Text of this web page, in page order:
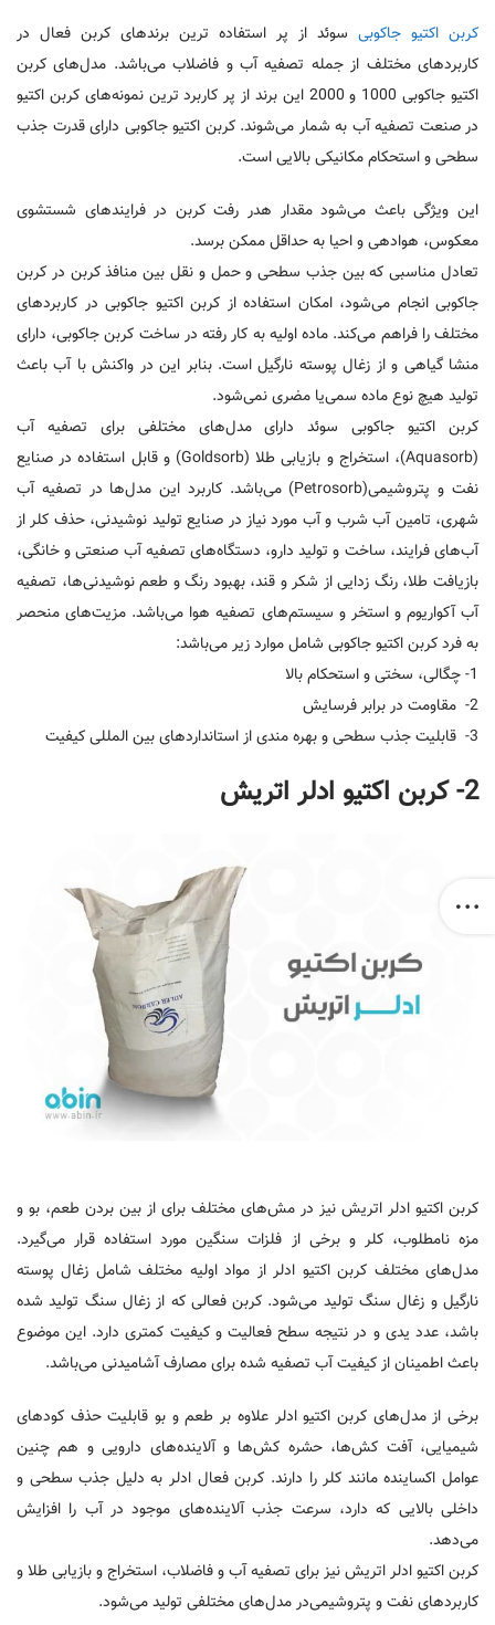
کربن اکتیو جاکوبی سوئد از پر استفاده ترین برندهای کربن فعال در
کاربردهای مختلف از جمله تصفیه آب و فاضلاب می‌باشد. مدل‌های کربن
اکتیو جاکوبی 1000 و 2000 این برند از پر کاربرد ترین نمونه‌های کربن اکتیو
در صنعت تصفیه آب به شمار می‌شوند. کربن اکتیو جاکوبی دارای قدرت جذب
سطحی و استحکام مکانیکی بالایی است.
این ویژگی باعث می‌شود مقدار هدر رفت کربن در فرایند‌های شستشوی
معکوس، هوادهی و احیا به حداقل ممکن برسد.
تعادل مناسبی که بین جذب سطحی و حمل و نقل بین منافذ کربن در کربن
جاکوبی انجام می‌شود، امکان استفاده از کربن اکتیو جاکوبی در کاربردهای
مختلف را فراهم می‌کند. ماده اولیه به کار رفته در ساخت کربن جاکوبی، دارای
منشا گیاهی و از زغال پوسته نارگیل است. بنابر این در واکنش با آب باعث
تولید هیچ نوع ماده سمی‌یا مضری نمی‌شود.
کربن اکتیو جاکوبی سوئد دارای مدل‌های مختلفی برای تصفیه آب
(Aquasorb)، استخراج و بازیابی طلا (Goldsorb) و قابل استفاده در صنایع
نفت و پتروشیمی‌(Petrosorb) می‌باشد. کاربرد این مدل‌ها در تصفیه آب
شهری، تامین آب شرب و آب مورد نیاز در صنایع تولید نوشیدنی، حذف کلر از
آب‌های فرایند، ساخت و تولید دارو، دستگاه‌های تصفیه آب صنعتی و خانگی،
بازیافت طلا، رنگ زدایی از شکر و قند، بهبود رنگ و طعم نوشیدنی‌ها، تصفیه
آب آکواریوم و استخر و سیستم‌های تصفیه هوا می‌باشد. مزیت‌های منحصر
به فرد کربن اکتیو جاکوبی شامل موارد زیر می‌باشد:
1- چگالی، سختی و استحکام بالا
2- مقاومت در برابر فرسایش
3- قابلیت جذب سطحی و بهره مندی از استانداردهای بین المللی کیفیت
2- کربن اکتیو ادلر اتریش
کربن اکتیو ادلر اتریش نیز در مش‌های مختلف برای از بین بردن طعم، بو و
مزه نامطلوب، کلر و برخی از فلزات سنگین مورد استفاده قرار می‌گیرد.
مدل‌های مختلف کربن اکتیو ادلر از مواد اولیه مختلف شامل زغال پوسته
نارگیل و زغال سنگ تولید می‌شود. کربن فعالی که از زغال سنگ تولید شده
باشد، عدد یدی و در نتیجه سطح فعالیت و کیفیت کمتری دارد. این موضوع
باعث اطمینان از کیفیت آب تصفیه شده برای مصارف آشامیدنی می‌باشد.
برخی از مدل‌های کربن اکتیو ادلر علاوه بر طعم و بو قابلیت حذف کودهای
شیمیایی، آفت کش‌ها، حشره کش‌ها و آلاینده‌های دارویی و هم چنین
عوامل اکساینده مانند کلر را دارند. کربن فعال ادلر به دلیل جذب سطحی و
داخلی بالایی که دارد، سرعت جذب آلاینده‌های موجود در آب را افزایش
می‌دهد.
کربن اکتیو ادلر اتریش نیز برای تصفیه آب و فاضلاب، استخراج و بازیابی طلا و
کاربردهای نفت و پتروشیمی‌در مدل‌های مختلفی تولید می‌شود.